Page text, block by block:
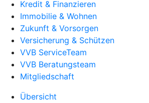
Kredit & Finanzieren
Immobilie & Wohnen
Zukunft & Vorsorgen
Versicherung & Schützen
VVB ServiceTeam
VVB Beratungsteam
Mitgliedschaft
Übersicht